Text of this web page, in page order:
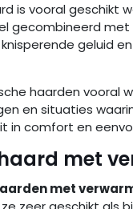
is vooral geschikt
gecombineerd
geluid
haarden vooral
en situaties
in comfort en
met
met